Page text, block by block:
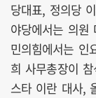
당대표, 정의당
야당에서는 의원
민의힘에서는 인
희 사무총장이
스타 이란 대사,